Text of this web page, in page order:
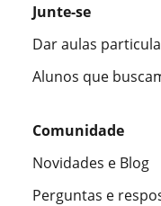
Junte-se
Dar aulas
Alunos que
Comunidade
Novidades e Blog
Perguntas e